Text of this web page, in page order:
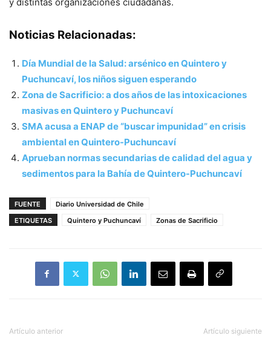
Noticias Relacionadas:
Día Mundial de la Salud: arsénico en Quintero y
Puchuncaví, los niños siguen esperando
Zona de Sacrificio: a dos años de las intoxicaciones
masivas en Quintero y Puchuncaví
SMA acusa a ENAP de “buscar impunidad” en crisis
ambiental en Quintero-Puchuncaví
Aprueban normas secundarias de calidad del agua y
sedimentos para la Bahía de Quintero-Puchuncaví
FUENTE
Diario Universidad de Chile
ETIQUETAS
Quintero y Puchuncaví Zonas de Sacrificio
Artículo anterior Artículo siguiente